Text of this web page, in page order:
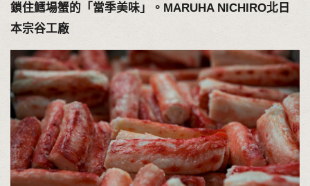
鎖住鱈場蟹的「當季美味」。MARUHA NICHIRO北日
本宗谷工廠